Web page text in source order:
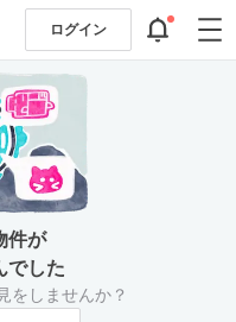
ログイン
件が
でした
をしませんか？